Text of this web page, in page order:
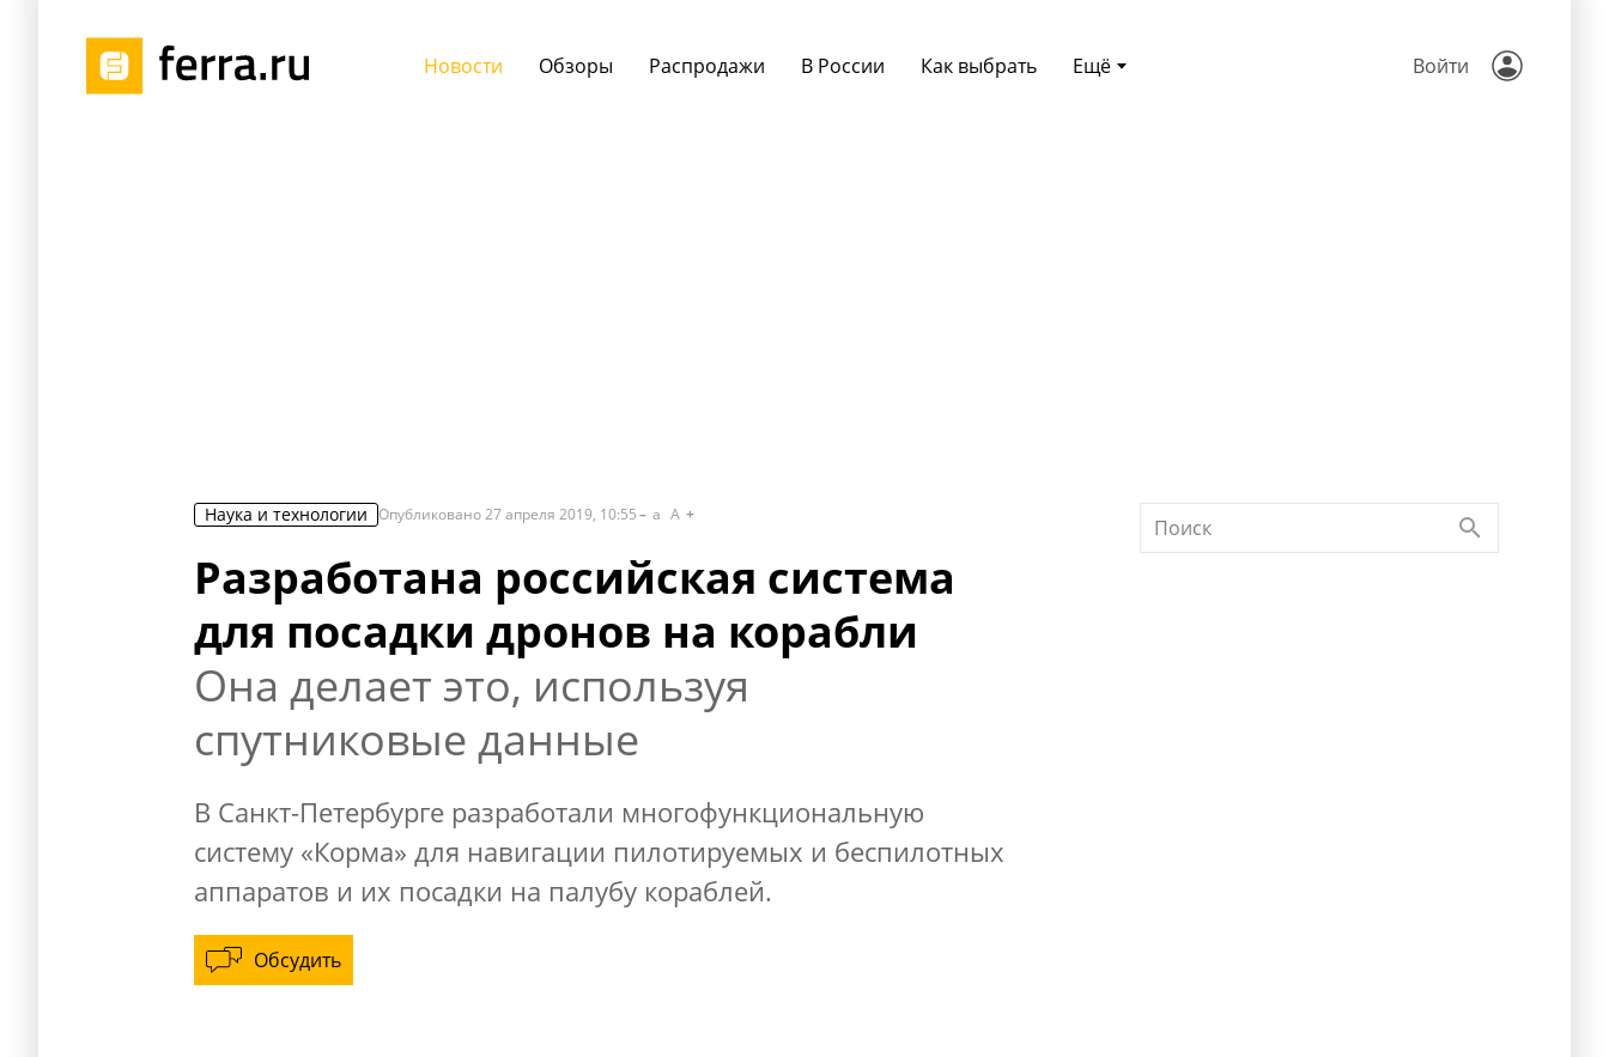
Ещё
Новости Обзоры Распродажи В России Как выбрать Войти
Наука и технологии Опубликовано27 апреля 2019, 10:55 a A
Разработана российская система
для посадки дронов на корабли
Она делает это, используя
спутниковые данные
В Санкт-Петербурге разработали многофункциональную
систему «Корма» для навигации пилотируемых и беспилотных
аппаратов и их посадки на палубу кораблей.
Обсудить